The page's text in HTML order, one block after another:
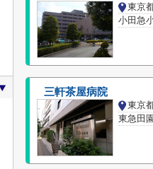
東京
小田急
三軒茶屋病院
東京
東急田